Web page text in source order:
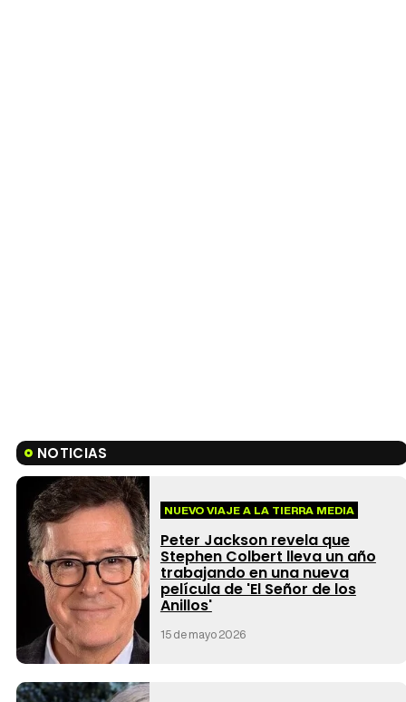
NOTICIAS
NUEVO VIAJE A LA TIERRA MEDIA
Peter Jackson revela que
Stephen Colbert lleva un año
trabajando en una nueva
película de 'El Señor de los
Anillos'
15 de mayo 2026